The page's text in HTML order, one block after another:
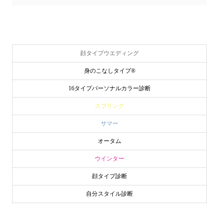
顔タイプウエディング
身のこなしタイプ®
16タイプパーソナルカラー診断
スプリング
サマー
オータム
ウインター
顔タイプ診断
自分スタイル診断